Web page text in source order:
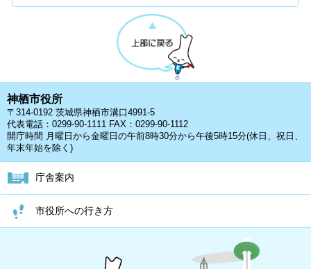
神栖市役所
〒314-0192 茨城県神栖市溝口4991-5
代表電話：0299-90-1111 FAX：0299-90-1112
開庁時間 月曜日から金曜日の午前8時30分から午後5時15分(休日、祝日、
年末年始を除く)
庁舎案内
市役所への行き方